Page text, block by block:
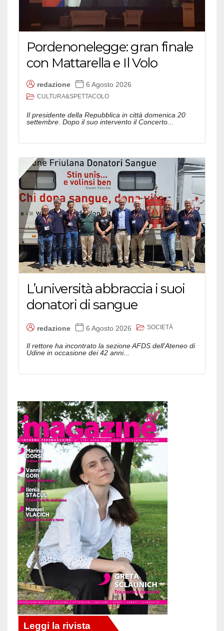
Pordenonelegge: gran finale
con Mattarella e Il Volo
redazione 6 Agosto 2026
CULTURA&SPETTACOLO
Il presidente della Repubblica in città domenica 20
settembre. Dopo il suo intervento il Concerto...
L’università abbraccia i suoi
donatori di sangue
redazione 6 Agosto 2026 SOCIETÀ
Il rettore ha incontrato la sezione AFDS dell'Ateneo di
Udine in occasione dei 42 anni...